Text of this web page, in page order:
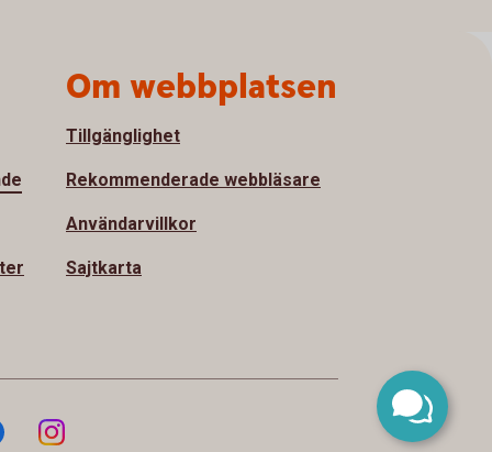
Om webbplatsen
Tillgänglighet
Rekommenderade webbläsare
Användarvillkor
Sajtkarta